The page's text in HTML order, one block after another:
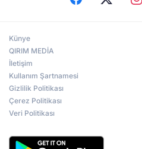
Künye
QIRIM MEDİA
İletişim
Kullanım Şartnamesi
Gizlilik Politikası
Çerez Politikası
Veri Politikası